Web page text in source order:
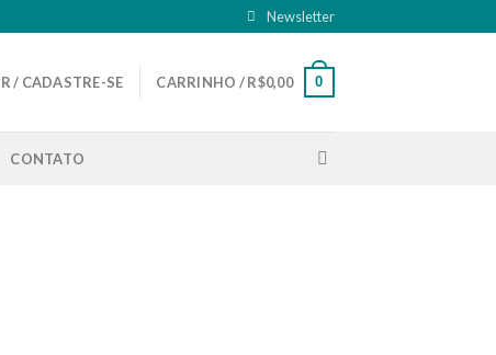
Newsletter
/ CADASTRE-SE CARRINHO /R$0,00 0
CONTATO